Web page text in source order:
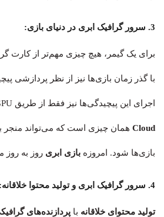
3. سرور گرافیک ابری در دنیای بازی:
برای یک گیمر، هیچ چیزی مهم‌تر از
با گذر زمان بازی‌ها نیز از نظر پردازشی
اجرای این پیچیدگی‌ها نیز فقط از طریق GPUها میسر است.
Cloud همان چیزی است که می‌تواند منجر
بازی‌ها شود. امروزه بازی ابری روز به
4. سرور گرافیک ابری و تولید محتوا خلاقانه:
تولید محتوای خلاقانه با پردازنده‌های